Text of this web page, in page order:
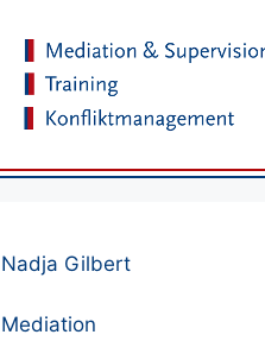
Nadja Gilbert
Mediation